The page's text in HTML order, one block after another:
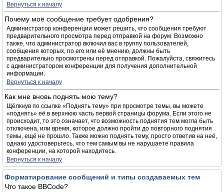
Вернуться к началу
Почему моё сообщение требует одобрения?
Администратор конференции может решить, что сообщения требуют
предварительного просмотра перед отправкой на форум. Возможно
также, что администратор включил вас в группу пользователей,
сообщения которых, по его или её мнению, должны быть
предварительно просмотрены перед отправкой. Пожалуйста, свяжитесь
с администратором конференции для получения дополнительной
информации.
Вернуться к началу
Как мне вновь поднять мою тему?
Щёлкнув по ссылке «Поднять тему» при просмотре темы, вы можете
«поднять» её в верхнюю часть первой страницы форума. Если этого не
происходит, то это означает, что возможность поднятия тем могла быть
отключена, или время, которое должно пройти до повторного поднятия
темы, ещё не прошло. Также можно поднять тему, просто ответив на неё,
однако удостоверьтесь, что тем самым вы не нарушаете правила
конференции, на которой находитесь.
Вернуться к началу
Форматирование сообщений и типы создаваемых тем
Что такое BBCode?